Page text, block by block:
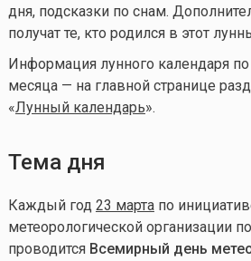
дня, подсказки по снам.
получат те, кто родился в этот
Информация лунного календаря
месяца — на главной странице
«Лунный календарь».
Тема дня
Каждый год 23 мартапо
метеорологической организации
проводится Всемирный день